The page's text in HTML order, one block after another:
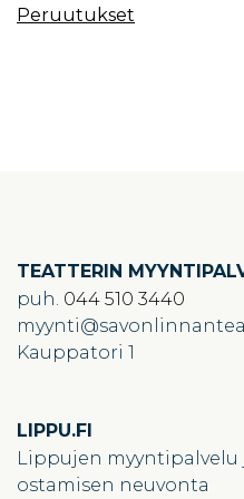
Peruutukset
TEATTERIN
puh. 044 510 3440
myynti
Kauppatori 1
LIPPU.FI
Lippujen myyntipalvelu
ostamisen neuvonta